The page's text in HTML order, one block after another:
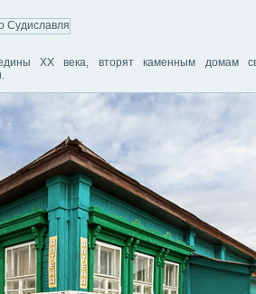
XX века, вторят каменным домам